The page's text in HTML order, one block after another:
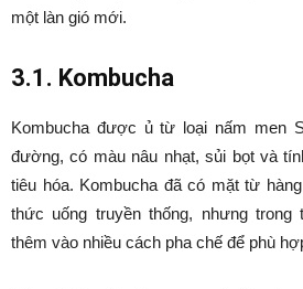
một làn gió mới.
3.1. Kombucha
Kombucha được ủ từ loại nấm men
đường, có màu nâu nhạt, sủi bọt và
tiêu hóa. Kombucha đã có mặt từ
thức uống truyền thống, nhưng
thêm vào nhiều cách pha chế để phù